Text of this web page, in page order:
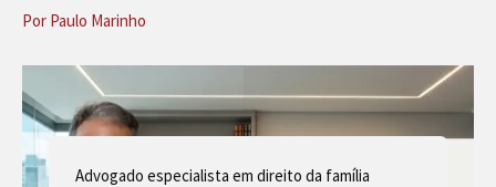
Por Paulo Marinho
Advogado especialista em direito da família